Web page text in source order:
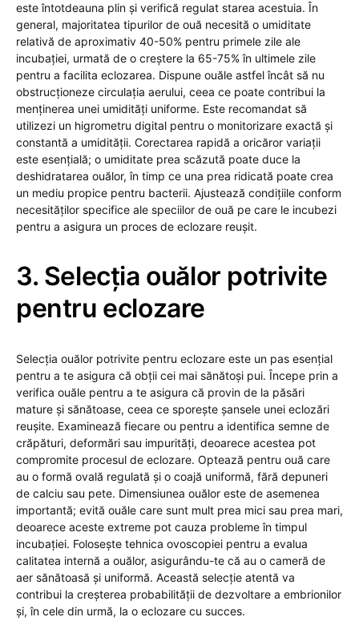
este întotdeauna plin și verifică regulat starea acestuia. În
general, majoritatea tipurilor de ouă necesită o umiditate
relativă de aproximativ 40-50% pentru primele zile ale
incubației, urmată de o creștere la 65-75% în ultimele zile
pentru a facilita eclozarea. Dispune ouăle astfel încât să nu
obstrucționeze circulația aerului, ceea ce poate contribui la
menținerea unei umidități uniforme. Este recomandat să
utilizezi un higrometru digital pentru o monitorizare exactă și
constantă a umidității. Corectarea rapidă a oricăror variații
este esențială; o umiditate prea scăzută poate duce la
deshidratarea ouălor, în timp ce una prea ridicată poate crea
un mediu propice pentru bacterii. Ajustează condițiile conform
necesităților specifice ale speciilor de ouă pe care le incubezi
pentru a asigura un proces de eclozare reușit.
3. Selecția ouălor potrivite
pentru eclozare
Selecția ouălor potrivite pentru eclozare este un pas esențial
pentru a te asigura că obții cei mai sănătoși pui. Începe prin a
verifica ouăle pentru a te asigura că provin de la păsări
mature și sănătoase, ceea ce sporește șansele unei eclozări
reușite. Examinează fiecare ou pentru a identifica semne de
crăpături, deformări sau impurități, deoarece acestea pot
compromite procesul de eclozare. Optează pentru ouă care
au o formă ovală regulată și o coajă uniformă, fără depuneri
de calciu sau pete. Dimensiunea ouălor este de asemenea
importantă; evită ouăle care sunt mult prea mici sau prea mari,
deoarece aceste extreme pot cauza probleme în timpul
incubației. Folosește tehnica ovoscopiei pentru a evalua
calitatea internă a ouălor, asigurându-te că au o cameră de
aer sănătoasă și uniformă. Această selecție atentă va
contribui la creșterea probabilității de dezvoltare a embrionilor
și, în cele din urmă, la o eclozare cu succes.